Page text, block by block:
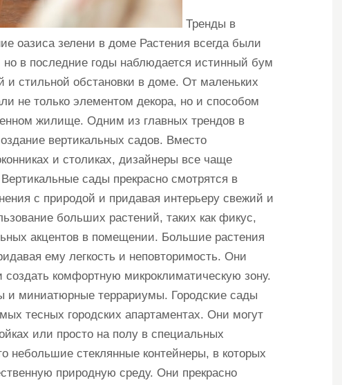
Тренды в
оазиса зелени в доме Растения всегда были
в последние годы наблюдается истинный бум
и стильной обстановки в доме. От маленьких
не только элементом декора, но и способом
жилище. Одним из главных трендов в
вертикальных садов. Вместо
и столиках, дизайнеры все чаще
сады прекрасно смотрятся в
с природой и придавая интерьеру свежий и
больших растений, таких как фикус,
акцентов в помещении. Большие растения
ему легкость и неповторимость. Они
комфортную микроклиматическую зону.
и миниатюрные террариумы. Городские сады
тесных городских апартаментах. Они могут
или просто на полу в специальных
стеклянные контейнеры, в которых
природную среду. Они прекрасно